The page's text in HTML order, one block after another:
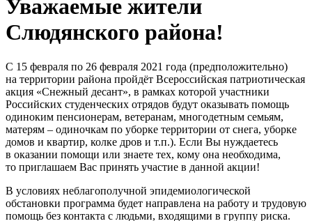
Уважаемые жители
Слюдянского района!
С 15 февраля по 26 февраля 2021 года (предположительно)
на территории района пройдёт Всероссийская патриотическая
акция «Снежный десант», в рамках которой участники
Российских студенческих отрядов будут оказывать помощь
одиноким пенсионерам, ветеранам, многодетным семьям,
матерям – одиночкам по уборке территории от снега, уборке
домов и квартир, колке дров и т.п.). Если Вы нуждаетесь
в оказании помощи или знаете тех, кому она необходима,
то приглашаем Вас принять участие в данной акции!
В условиях неблагополучной эпидемиологической
обстановки программа будет направлена на работу и трудовую
помощь без контакта с людьми, входящими в группу риска.